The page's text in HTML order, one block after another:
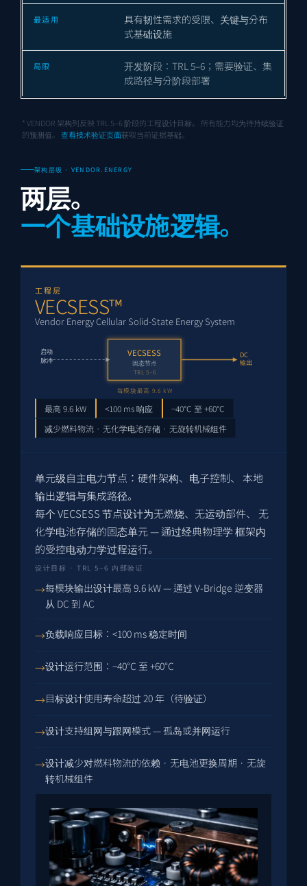
具有韧性需求的受限、关键与分布
式基础设施
开发阶段：TRL 5–6；需要验证、集
成路径与分阶段部署
* VENDOR 架构列反映 TRL 5–6 阶段的工程设计目标。 所有能力均为待持续验证
的预测值。 查看技术验证页面获取当前证据基础。
架构层级 · VENDOR.ENERGY
两层。
一个基础设施逻辑。
工程层
VECSESS™
Vendor Energy Cellular Solid-State Energy System
VECSESS
固态节点
TRL 5–6
启动
脉冲
DC
输出
每模块最高 9.6 kW
最高 9.6 kW <100 ms 响应
−40°C 至 +60°C
减少燃料物流 · 无化学电池存储 · 无旋转机械组件
单元级自主电力节点：硬件架构、电子控制、 本地
输出逻辑与集成路径。
每个 VECSESS 节点设计为无燃烧、无运动部件、 无
化学电池存储的固态单元 — 通过经典物理学 框架内
的受控电动力学过程运行。
设计目标 · TRL 5–6 内部验证
每模块输出设计最高 9.6 kW — 通过 V-Bridge 逆变器
从 DC 到 AC
负载响应目标：<100 ms 稳定时间
设计运行范围：−40°C 至 +60°C
目标设计使用寿命超过 20 年（待验证）
设计支持组网与跟网模式 — 孤岛或并网运行
设计减少对燃料物流的依赖 · 无电池更换周期 · 无旋
转机械组件